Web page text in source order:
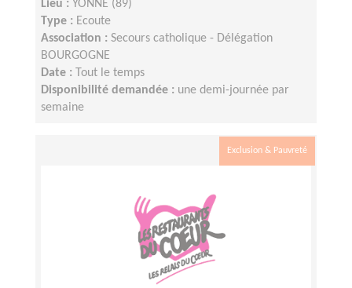
Lieu : YONNE (89)
Type : Ecoute
Association : Secours catholique - Délégation
BOURGOGNE
Date :
Tout le temps
Disponibilité demandée : une demi-journée par
semaine
Exclusion & Pauvreté